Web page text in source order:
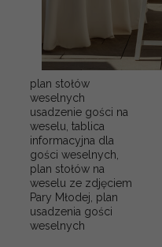
plan stołów
weselnych
usadzenie gości na
weselu, tablica
informacyjna dla
gości weselnych,
plan stołów na
weselu ze zdjęciem
Pary Młodej, plan
usadzenia gości
weselnych